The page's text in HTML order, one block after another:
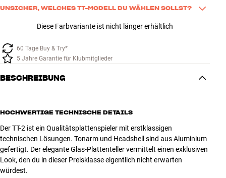
UNSICHER, WELCHES TT-MODELL DU WÄHLEN SOLLST?
Es gibt viele Details zu beachten, wenn man einen Plattenspieler
macht es leicht, das Argon Audio TT-Modell zu finden, das zu
Deinem Zuhause und zu Deinen Ansprüchen passt.
Sieh den Guide hier an
Diese Farbvariante ist nicht länger erhältlich
60 Tage Buy & Try*
5 Jahre Garantie für Klubmitglieder
BESCHREIBUNG
HOCHWERTIGE TECHNISCHE DETAILS
Der TT-2 ist ein Qualitätsplattenspieler mit erstklassigen
technischen Lösungen. Tonarm und Headshell sind aus Aluminium
gefertigt. Der elegante Glas-Plattenteller vermittelt einen exklusiven
Look, den du in dieser Preisklasse eigentlich nicht erwarten
würdest.